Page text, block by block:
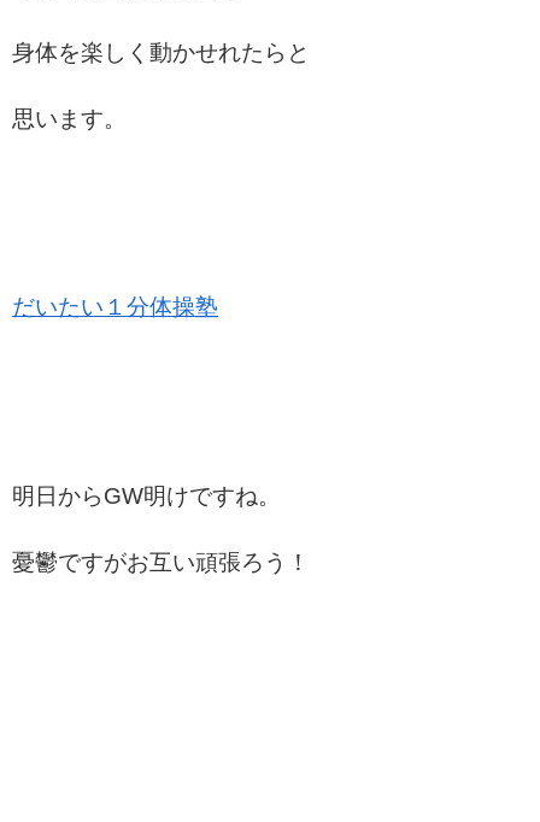
身体を楽しく動かせれたらと
思います。
だいたい１分体操塾
明日からGW明けですね。
憂鬱ですがお互い頑張ろう！